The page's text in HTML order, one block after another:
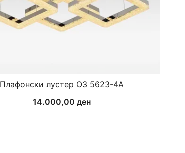
Плафонски лустер ОЗ 5623-4А
14.000,00 ден